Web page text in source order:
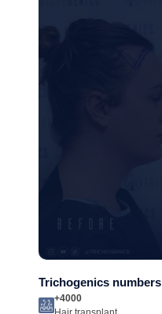
Trichogenics numbers
+4000